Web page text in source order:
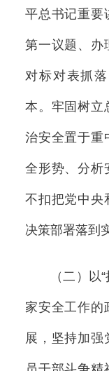
平总书记重要
第一议题、办
对标对表抓
本。牢固树立
治安全置于重
全形势、分析
不扣把党中央
决策部署落到
（二）以“
家安全工作的
展，坚持加强